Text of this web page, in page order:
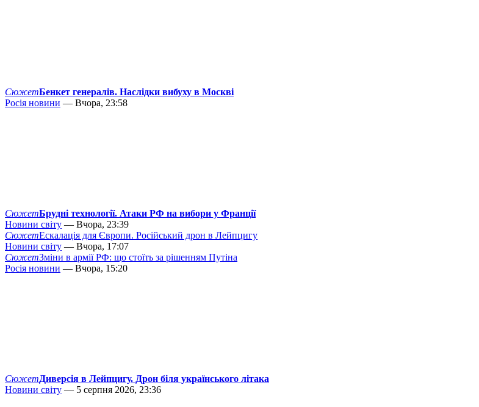
СюжетБенкет генералів. Наслідки вибуху в Москві
Росія новини — Вчора, 23:58
СюжетБрудні технології. Атаки РФ на вибори у Франції
Новини світу — Вчора, 23:39
СюжетЕскалація для Європи. Російський дрон в Лейпцигу
Новини світу — Вчора, 17:07
СюжетЗміни в армії РФ: що стоїть за рішенням Путіна
Росія новини — Вчора, 15:20
СюжетДиверсія в Лейпцигу. Дрон біля українського літака
Новини світу — 5 серпня 2026, 23:36